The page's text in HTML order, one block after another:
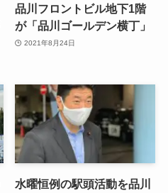
品川フロントビル地下1階
が「品川ゴールデン横丁」
2021年8月24日
水曜恒例の駅頭活動を品川